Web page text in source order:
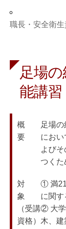
職長・安全衛
足場
能講習
概
要
足場
にお
よび
つくた
対
象
（受講
資格）
① 満21
に関
② 大学
木、建